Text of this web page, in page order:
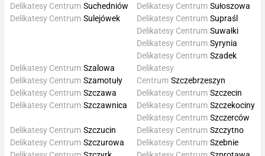
Delikatesy Centrum Suchedniów
Delikatesy Centrum Sulejówek
Delikatesy Centrum Sułoszowa
Delikatesy Centrum Supraśl
Delikatesy Centrum Suwałki
Delikatesy Centrum Syrynia
Delikatesy Centrum Szadek
Delikatesy Centrum Szalowa
Delikatesy Centrum Szamotuły
Delikatesy Centrum Szczawa
Delikatesy Centrum Szczawnica
Delikatesy
Centrum Szczebrzeszyn
Delikatesy Centrum Szczecin
Delikatesy Centrum Szczekociny
Delikatesy Centrum Szczerców
Delikatesy Centrum Szczucin
Delikatesy Centrum Szczurowa
Delikatesy Centrum Szczytno
Delikatesy Centrum Szebnie